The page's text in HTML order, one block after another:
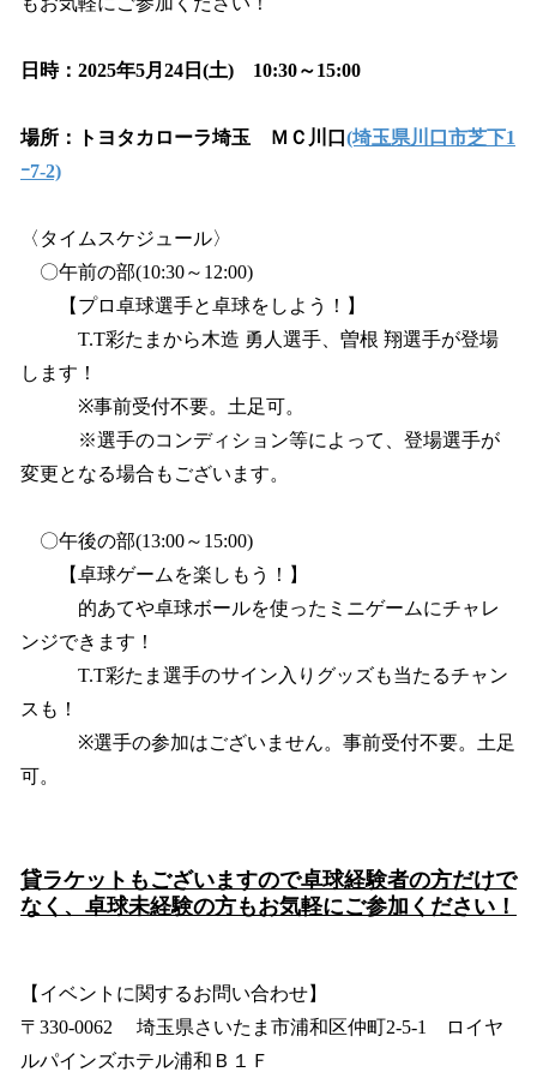
日時：2025年5月24日(土) 10:30～15:00
場所：トヨタカローラ埼玉 ＭＣ川口 (埼玉県川口市芝下1
ｰ7-2)
〈タイムスケジュール〉
〇午前の部(10:30～12:00)
【プロ卓球選手と卓球をしよう！】
T.T彩たまから木造 勇人選手、曽根 翔選手が登場
します！
※事前受付不要。土足可。
※選手のコンディション等によって、登場選手が
変更となる場合もございます。
〇午後の部(13:00～15:00)
【卓球ゲームを楽しもう！】
的あてや卓球ボールを使ったミニゲームにチャレ
ンジできます！
T.T彩たま選手のサイン入りグッズも当たるチャン
スも！
※選手の参加はございません。事前受付不要。土足
可。
貸ラケットもございますので卓球経験者の方だけで
なく、卓球未経験の方もお気軽にご参加ください！
【イベントに関するお問い合わせ】
〒330-0062 埼玉県さいたま市浦和区仲町2-5-1 ロイヤ
ルパインズホテル浦和Ｂ１Ｆ